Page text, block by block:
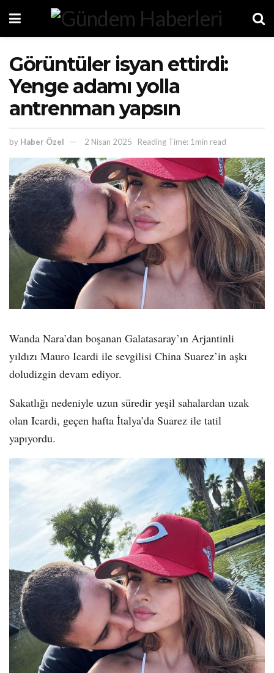
Görüntüler isyan ettirdi:
Yenge adamı yolla
antrenman yapsın
by Haber Özel 2 Nisan 2025 Reading Time: 1min read
Wanda Nara’dan boşanan Galatasaray’ın Arjantinli
yıldızı Mauro Icardi ile sevgilisi China Suarez’in aşkı
doludizgin devam ediyor.
Sakatlığı nedeniyle uzun süredir yeşil sahalardan uzak
olan Icardi, geçen hafta İtalya’da Suarez ile tatil
yapıyordu.